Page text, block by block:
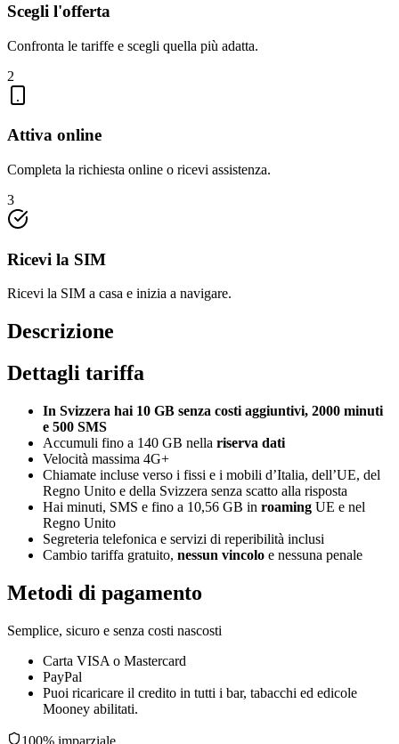
Scegli l'offerta
Confronta le tariffe e scegli quella più adatta.
2
Attiva online
Completa la richiesta online o ricevi assistenza.
3
Ricevi la SIM
Ricevi la SIM a casa e inizia a navigare.
Descrizione
Dettagli tariffa
In Svizzera hai 10 GB senza costi aggiuntivi, 2000 minuti
e 500 SMS
Accumuli fino a 140 GB nella riserva dati
Velocità massima 4G+
Chiamate incluse verso i fissi e i mobili d’Italia, dell’UE, del
Regno Unito e della Svizzera senza scatto alla risposta
Hai minuti, SMS e fino a 10,56 GB in roaming UE e nel
Regno Unito
Segreteria telefonica e servizi di reperibilità inclusi
Cambio tariffa gratuito, nessun vincolo e nessuna penale
Metodi di pagamento
Semplice, sicuro e senza costi nascosti
Carta VISA o Mastercard
PayPal
Puoi ricaricare il credito in tutti i bar, tabacchi ed edicole
Mooney abilitati.
100% imparziale